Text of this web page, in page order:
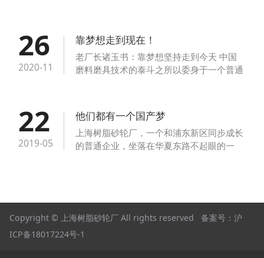
26
2020-11
靠梦想走到现在！
老厂长诸玉书：靠梦想坚持走到今天 中国
磨料磨具技术的泰斗之所以委身于一个普通
22
2019-05
他们都有一个国产梦
上海树脂砂轮厂，一个和浦东新区同步成长
的普通企业，坐落在华夏东路不起眼的一
Copyright © 上海树脂砂轮厂 All rights reserved 备案号： 沪
ICP备18017224号-1